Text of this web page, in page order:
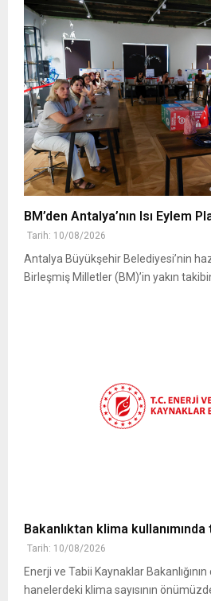
BM’den Antalya’nın Isı Eylem
Tarih: 10/08/2026
Antalya Büyükşehir Belediyesi’nin
Birleşmiş Milletler (BM)’in yakın
Bakanlıktan klima kullanımında
Tarih: 10/08/2026
Enerji ve Tabii Kaynaklar Bakanlığının
hanelerdeki klima sayısının